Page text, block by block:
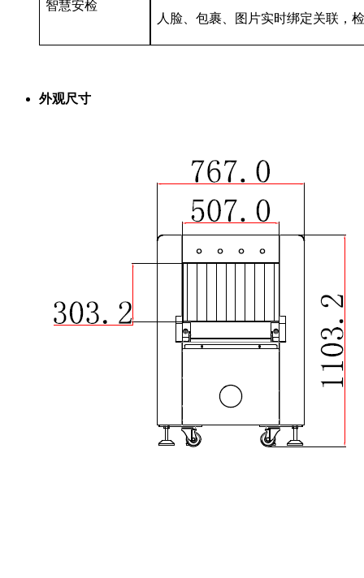
智慧安检
人脸、包裹、图片实时绑定关联，
外观尺寸